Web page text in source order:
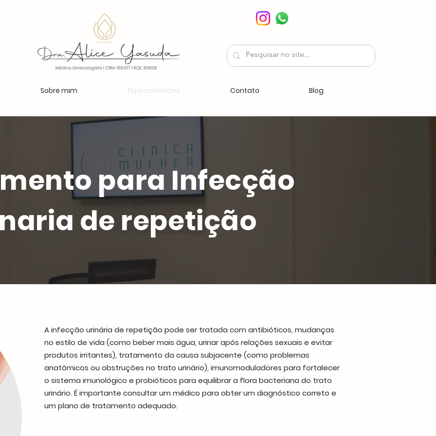
Sobre mim Especialidades Contato Blog
para Infecção
de repetição
A infecção urinária de repetição pode ser tratada com antibióticos, mudanças
no estilo de vida (como beber mais água, urinar após relações sexuais e evitar
produtos irritantes), tratamento da causa subjacente (como problemas
anatômicos ou obstruções no trato urinário), imunomoduladores para fortalecer
o sistema imunológico e probióticos para equilibrar a flora bacteriana do trato
urinário. É importante consultar um médico para obter um diagnóstico correto e
um plano de tratamento adequado.